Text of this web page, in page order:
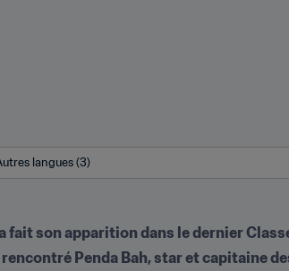
langues (3)
a fait son apparition dans le dernier
rencontré Penda Bah, star et capitaine